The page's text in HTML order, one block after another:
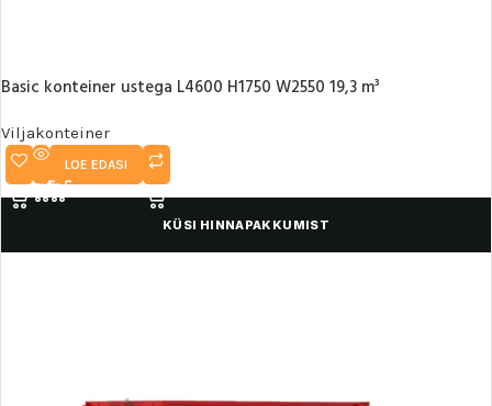
Basic konteiner ustega L4600 H1750 W2550 19,3 m³
Viljakonteiner
LOE EDASI
KÜSI HINNAPAKKUMIST